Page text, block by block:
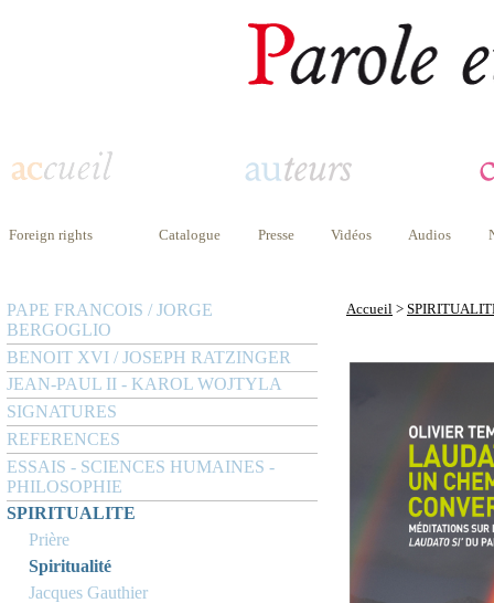
Foreign rights Catalogue Presse Vidéos Audios
PAPE FRANCOIS / JORGE
BERGOGLIO
BENOIT XVI / JOSEPH RATZINGER
JEAN-PAUL II - KAROL WOJTYLA
SIGNATURES
REFERENCES
ESSAIS - SCIENCES HUMAINES -
PHILOSOPHIE
SPIRITUALITE
Prière
Spiritualité
Jacques Gauthier
Accueil >